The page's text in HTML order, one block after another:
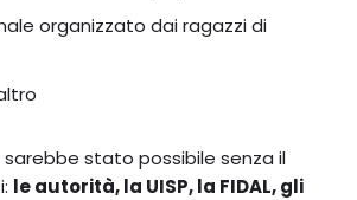
organizzato dai ragazzi di
stato possibile senza il
le autorità, la UISP, la FIDAL, gli